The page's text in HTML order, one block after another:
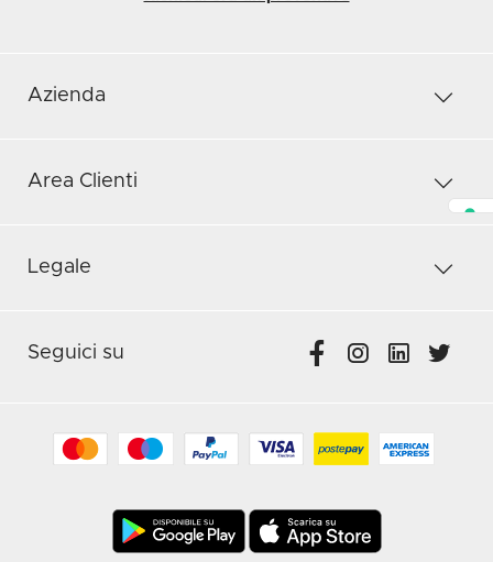
Azienda
Area Clienti
Legale
Seguici su